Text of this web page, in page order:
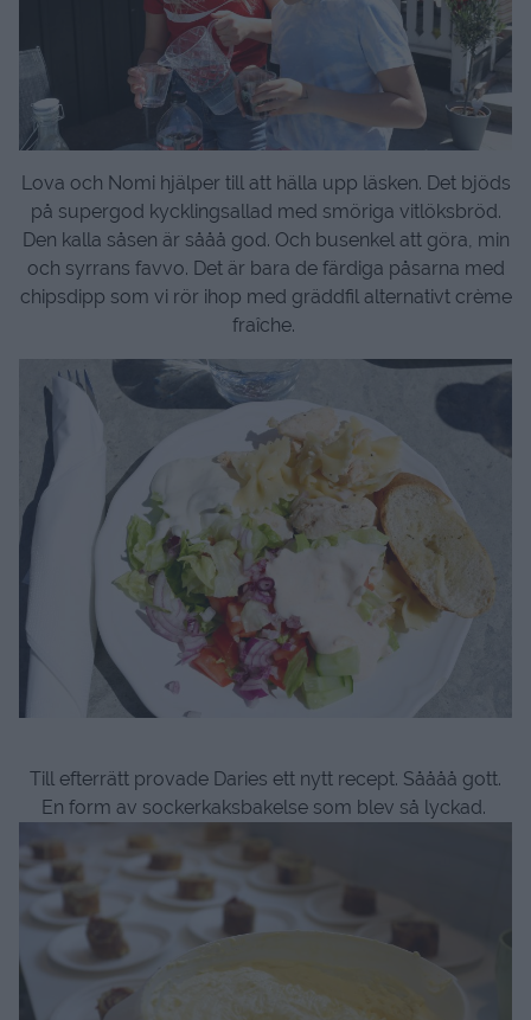
Lova och Nomi hjälper till att hälla upp läsken. Det bjöds
på supergod kycklingsallad med smöriga vitlöksbröd.
Den kalla såsen är sååå god. Och busenkel att göra, min
och syrrans favvo. Det är bara de färdiga påsarna med
chipsdipp som vi rör ihop med gräddfil alternativt crème
fraîche.
Till efterrätt provade Daries ett nytt recept. Såååå gott.
En form av sockerkaksbakelse som blev så lyckad.